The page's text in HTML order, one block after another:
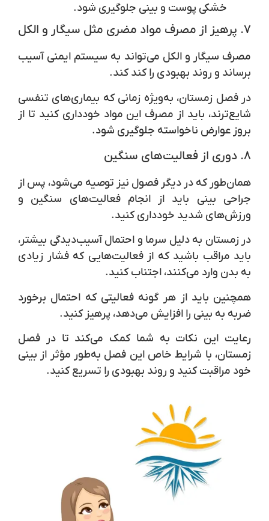
خشکی پوست و بینی جلوگیری شود.
۷. پرهیز از مصرف مواد مضری مثل سیگار و الکل
مصرف سیگار و الکل می‌تواند به سیستم ایمنی آسیب
برساند و روند بهبودی را کند کند.
در فصل زمستان، به‌ویژه زمانی که بیماری‌های تنفسی
شایع‌ترند، باید از مصرف این مواد خودداری کنید تا از
بروز عوارض ناخواسته جلوگیری شود.
۸. دوری از فعالیت‌های سنگین
همان‌طور که در دیگر فصول نیز توصیه می‌شود، پس از
جراحی بینی باید از انجام فعالیت‌های سنگین و
ورزش‌های شدید خودداری کنید.
در زمستان به دلیل سرما و احتمال آسیب‌دیدگی بیشتر،
باید مراقب باشید که از فعالیت‌هایی که فشار زیادی
به بدن وارد می‌کنند، اجتناب کنید.
همچنین باید از هر گونه فعالیتی که احتمال برخورد
ضربه به بینی را افزایش می‌دهد، پرهیز کنید.
رعایت این نکات به شما کمک می‌کند تا در فصل
زمستان، با شرایط خاص این فصل به‌طور مؤثر از بینی
خود مراقبت کنید و روند بهبودی را تسریع کنید.